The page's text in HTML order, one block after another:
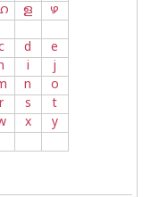
ള
ഴ
d
e
i
j
n
o
r s
t
x
y